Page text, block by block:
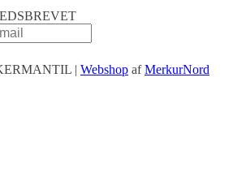
| Webshop afMerkurNord